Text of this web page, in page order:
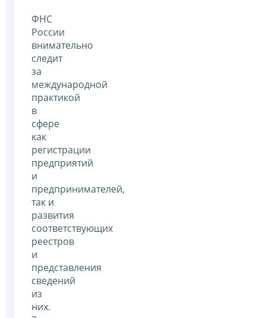
ФНС
России
внимательно
следит
за
международной
практикой
в
сфере
как
регистрации
предприятий
и
предпринимателей,
так и
развития
соответствующих
реестров
и
представления
сведений
из
них.